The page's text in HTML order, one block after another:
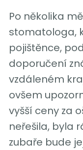
Po několika
stomatologa,
pojištěnce,
doporučení
vzdáleném
ovšem
vyšší ceny za
neřešila, byla
zubaře bude